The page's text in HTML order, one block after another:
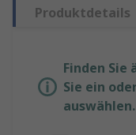
Produktdetails
Finden Sie
Sie ein
auswählen.